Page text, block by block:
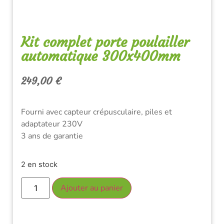
Kit complet porte poulailler
automatique 300x400mm
249,00 €
Fourni avec capteur crépusculaire, piles et
adaptateur 230V
3 ans de garantie
2 en stock
Ajouter au panier